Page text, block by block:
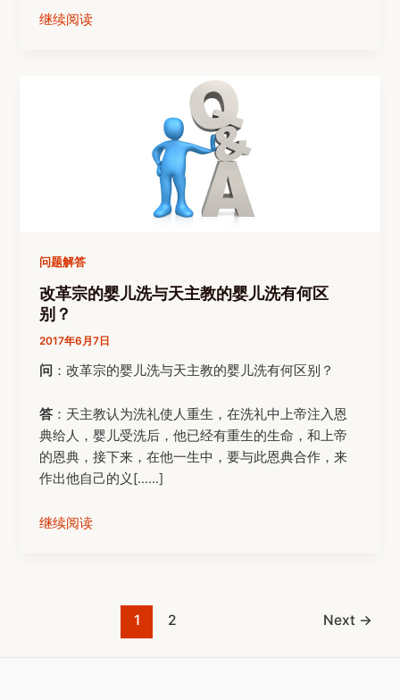
继续阅读
问题解答
改革宗的婴儿洗与天主教的婴儿洗有何区
别？
2017年6月7日
问 ：改革宗的婴儿洗与天主教的婴儿洗有何区别？
答 ：天主教认为洗礼使人重生，在洗礼中上帝注入恩
典给人，婴儿受洗后，他已经有重生的生命，和上帝
的恩典，接下来，在他一生中，要与此恩典合作，来
作出他自己的义[……]
继续阅读
1 2 Next →